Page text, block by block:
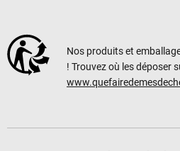
Nos produits et
! Trouvez où les déposer